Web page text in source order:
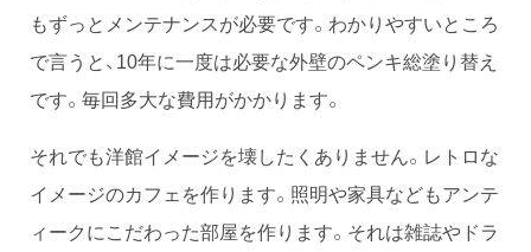
もずっとメンテナンスが必要です。わかりやすいところ
で言うと、10年に一度は必要な外壁のペンキ総塗り替え
です。毎回多大な費用がかかります。
それでも洋館イメージを壊したくありません。レトロな
イメージのカフェを作ります。照明や家具などもアンテ
ィークにこだわった部屋を作ります。それは雑誌やドラ